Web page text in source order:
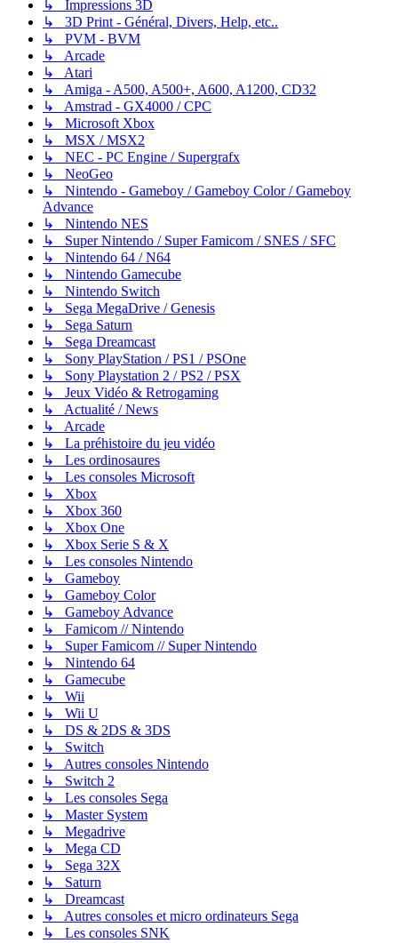
↳ Impressions 3D
↳ 3D Print - Général, Divers, Help, etc..
↳ PVM - BVM
↳ Arcade
↳ Atari
↳ Amiga - A500, A500+, A600, A1200, CD32
↳ Amstrad - GX4000 / CPC
↳ Microsoft Xbox
↳ MSX / MSX2
↳ NEC - PC Engine / Supergrafx
↳ NeoGeo
↳ Nintendo - Gameboy / Gameboy Color / Gameboy
Advance
↳ Nintendo NES
↳ Super Nintendo / Super Famicom / SNES / SFC
↳ Nintendo 64 / N64
↳ Nintendo Gamecube
↳ Nintendo Switch
↳ Sega MegaDrive / Genesis
↳ Sega Saturn
↳ Sega Dreamcast
↳ Sony PlayStation / PS1 / PSOne
↳ Sony Playstation 2 / PS2 / PSX
↳ Jeux Vidéo & Retrogaming
↳ Actualité / News
↳ Arcade
↳ La préhistoire du jeu vidéo
↳ Les ordinosaures
↳ Les consoles Microsoft
↳ Xbox
↳ Xbox 360
↳ Xbox One
↳ Xbox Serie S & X
↳ Les consoles Nintendo
↳ Gameboy
↳ Gameboy Color
↳ Gameboy Advance
↳ Famicom // Nintendo
↳ Super Famicom // Super Nintendo
↳ Nintendo 64
↳ Gamecube
↳ Wii
↳ Wii U
↳ DS & 2DS & 3DS
↳ Switch
↳ Autres consoles Nintendo
↳ Switch 2
↳ Les consoles Sega
↳ Master System
↳ Megadrive
↳ Mega CD
↳ Sega 32X
↳ Saturn
↳ Dreamcast
↳ Autres consoles et micro ordinateurs Sega
↳ Les consoles SNK